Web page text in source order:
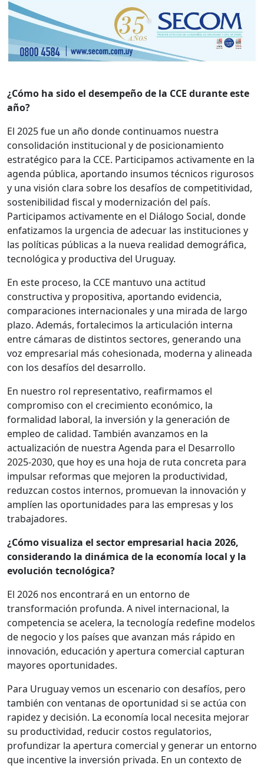
¿Cómo ha sido el desempeño de la CCE durante este
año?
El 2025 fue un año donde continuamos nuestra
consolidación institucional y de posicionamiento
estratégico para la CCE. Participamos activamente en la
agenda pública, aportando insumos técnicos rigurosos
y una visión clara sobre los desafíos de competitividad,
sostenibilidad fiscal y modernización del país.
Participamos activamente en el Diálogo Social, donde
enfatizamos la urgencia de adecuar las instituciones y
las políticas públicas a la nueva realidad demográfica,
tecnológica y productiva del Uruguay.
En este proceso, la CCE mantuvo una actitud
constructiva y propositiva, aportando evidencia,
comparaciones internacionales y una mirada de largo
plazo. Además, fortalecimos la articulación interna
entre cámaras de distintos sectores, generando una
voz empresarial más cohesionada, moderna y alineada
con los desafíos del desarrollo.
En nuestro rol representativo, reafirmamos el
compromiso con el crecimiento económico, la
formalidad laboral, la inversión y la generación de
empleo de calidad. También avanzamos en la
actualización de nuestra Agenda para el Desarrollo
2025-2030, que hoy es una hoja de ruta concreta para
impulsar reformas que mejoren la productividad,
reduzcan costos internos, promuevan la innovación y
amplíen las oportunidades para las empresas y los
trabajadores.
¿Cómo visualiza el sector empresarial hacia 2026,
considerando la dinámica de la economía local y la
evolución tecnológica?
El 2026 nos encontrará en un entorno de
transformación profunda. A nivel internacional, la
competencia se acelera, la tecnología redefine modelos
de negocio y los países que avanzan más rápido en
innovación, educación y apertura comercial capturan
mayores oportunidades.
Para Uruguay vemos un escenario con desafíos, pero
también con ventanas de oportunidad si se actúa con
rapidez y decisión. La economía local necesita mejorar
su productividad, reducir costos regulatorios,
profundizar la apertura comercial y generar un entorno
que incentive la inversión privada. En un contexto de